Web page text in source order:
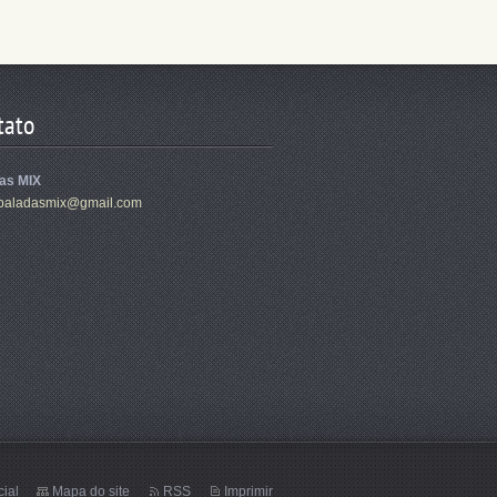
MIX
ladasmix@gmail.com
Mapa do site RSS Imprimir